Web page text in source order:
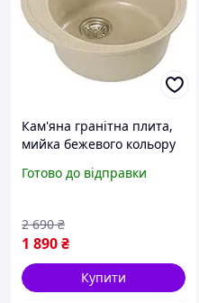
Кам'яна гранітна плита,
мийка бежевого кольору
кухні кругла врізна
Готово до відправки
1 890₴
2 690 ₴
Купити